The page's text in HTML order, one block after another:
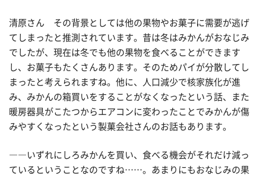
清原さん その背景としては他の果物やお菓子に需要が逃げ
てしまったと推測されています。昔は冬はみかんがおなじみ
でしたが、現在は冬でも他の果物を食べることができます
し、お菓子もたくさんあります。そのためパイが分散してし
まったと考えられますね。他に、人口減少で核家族化が進
み、みかんの箱買いをすることがなくなったという話、また
暖房器具がこたつからエアコンに変わったことでみかんが傷
みやすくなったという製菓会社さんのお話もあります。
――いずれにしろみかんを買い、食べる機会がそれだけ減っ
ているということなのですね……。あまりにもおなじみの果